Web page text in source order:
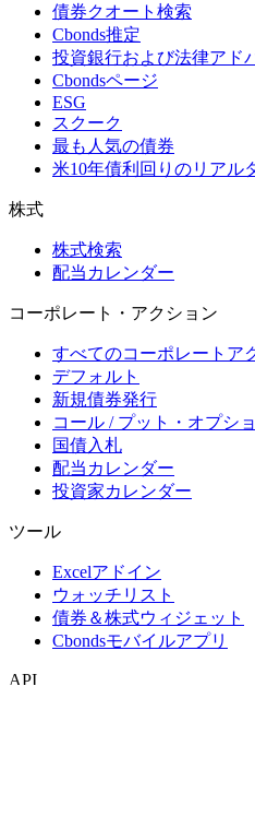
債券クオート検索
Cbonds推定
投資銀行および法律アド
Cbondsページ
ESG
スクーク
最も人気の債券
米10年債利回りのリアル
株式
株式検索
配当カレンダー
コーポレート・アクション
すべてのコーポレートア
デフォルト
新規債券発行
コール / プット・オプシ
国債入札
配当カレンダー
投資家カレンダー
ツール
Excelアドイン
ウォッチリスト
債券＆株式ウィジェット
Cbondsモバイルアプリ
API